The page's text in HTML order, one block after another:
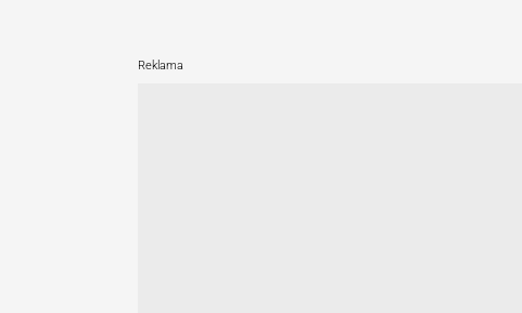
Reklama